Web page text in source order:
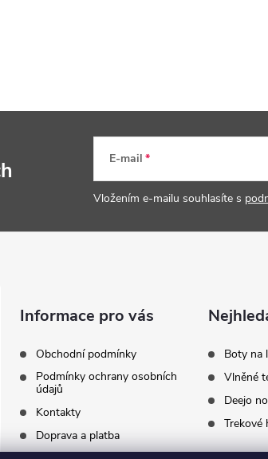
E-mail
Vložením e-mailu souhlasíte s
Informace pro vás
Obchodní podmínky
Podmínky ochrany osobních
údajů
Kontakty
Doprava a platba
Boty na
Vlněné
Deejo
Trekové